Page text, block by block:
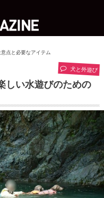
点と必要なアイテム
犬と外遊び
しい水遊びのための